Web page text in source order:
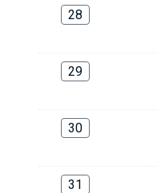
28
29
30
31